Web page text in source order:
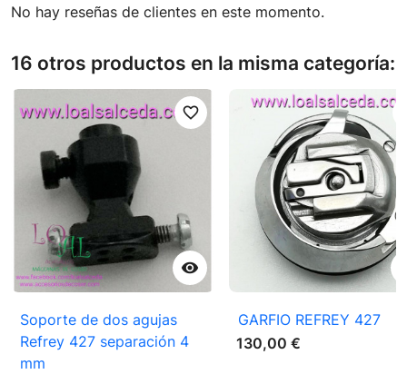
No hay reseñas de clientes en este momento.
16 otros productos en la misma categoría:

favorite_border
Soporte de dos agujas
Refrey 427 separación 4
mm
GARFIO REFREY 427
130,00 €